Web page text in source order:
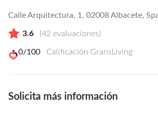
Calle Arquitectura, 1, 02008 Albacete,
3.6 (42 evaluaciones)
0/100 Calificación GransLiving
Solicita más información